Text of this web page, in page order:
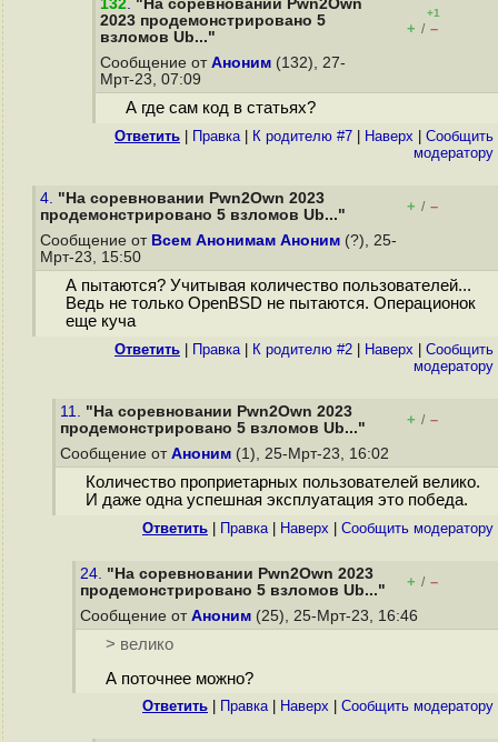
132. "На соревновании Pwn2Own
2023 продемонстрировано 5
взломов Ub..."
+1
+ / –
Сообщение от Аноним (132), 27-
Мрт-23, 07:09
А где сам код в статьях?
Ответить Правка| К родителю #7 Наверх
Cообщить
модератору
4. "На соревновании Pwn2Own 2023
продемонстрировано 5 взломов Ub..."
+ / –
Сообщение от Всем Анонимам Аноним (?), 25-
Мрт-23, 15:50
А пытаются? Учитывая количество пользователей...
Ведь не только OpenBSD не пытаются. Операционок
еще куча
Ответить Правка| К родителю #2 Наверх
Cообщить
модератору
11. "На соревновании Pwn2Own 2023
продемонстрировано 5 взломов Ub..."
+ / –
Сообщение от Аноним (1), 25-Мрт-23, 16:02
Количество проприетарных пользователей велико.
И даже одна успешная эксплуатация это победа.
Ответить Правка| Наверх Cообщить модератору
24. "На соревновании Pwn2Own 2023
продемонстрировано 5 взломов Ub..."
+ / –
Сообщение от Аноним (25), 25-Мрт-23, 16:46
> велико
А поточнее можно?
Ответить Правка| Наверх Cообщить модератору